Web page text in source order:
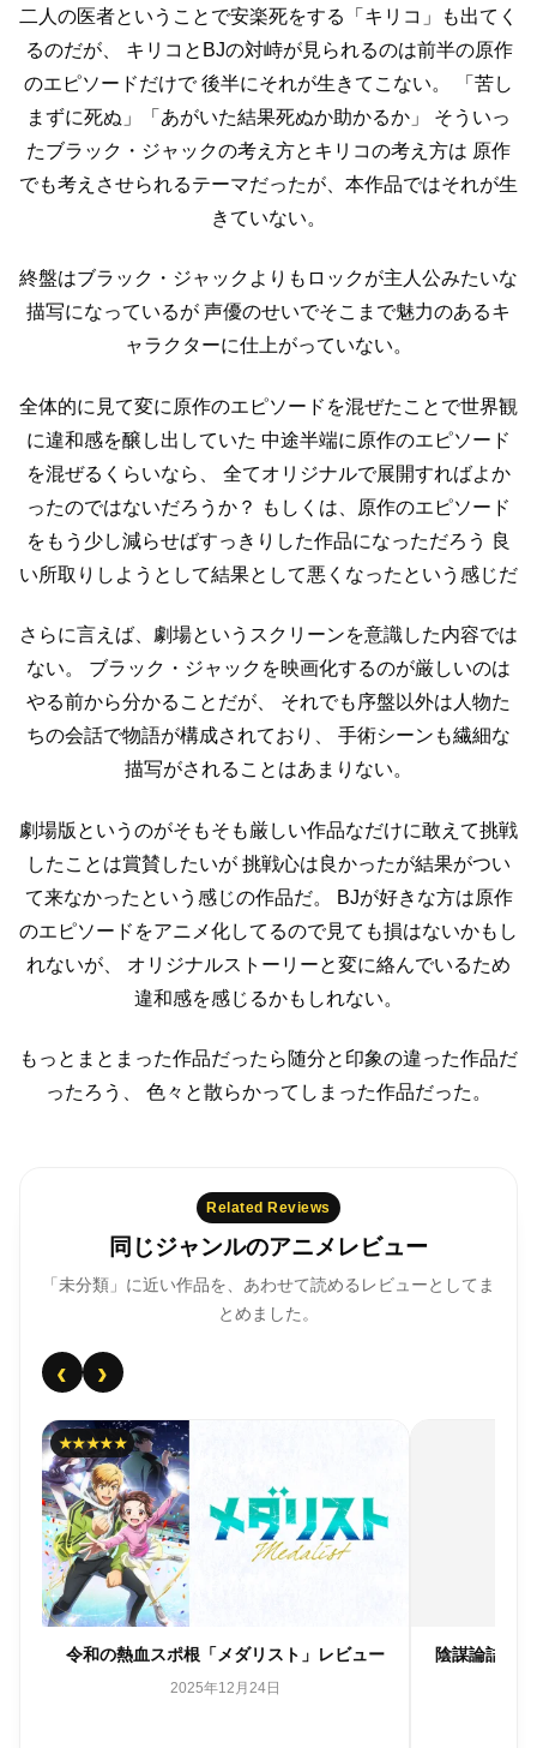
二人の医者ということで安楽死をする「キリコ」も出てく
るのだが、
キリコとBJの対峙が見られるのは前半の原作
のエピソードだけで後半にそれが生きてこない。
「苦し
まずに死ぬ」「あがいた結果死ぬか助かるか」
そういっ
たブラック・ジャックの考え方とキリコの考え方は 原作
でも考えさせられるテーマだったが、本作品ではそれが生
きていない。
終盤はブラック・ジャックよりもロックが主人公みたいな
描写になっているが 声優のせいでそこまで魅力のあるキ
ャラクターに仕上がっていない。
全体的に見て変に原作のエピソードを混ぜたことで世界観
に違和感を醸し出していた 中途半端に原作のエピソード
を混ぜるくらいなら、
全てオリジナルで展開すればよか
ったのではないだろうか？
もしくは、原作のエピソード
をもう少し減らせばすっきりした作品になっただろう 良
い所取りしようとして結果として悪くなったという感じだ
さらに言えば、劇場というスクリーンを意識した内容では
ない。
ブラック・ジャックを映画化するのが厳しいのは
やる前から分かることだが、
それでも序盤以外は人物た
ちの会話で物語が構成されており、
手術シーンも繊細な
描写がされることはあまりない。
劇場版というのがそもそも厳しい作品なだけに敢えて挑戦
したことは賞賛したいが 挑戦心は良かったが結果がつい
て来なかったという感じの作品だ。
BJが好きな方は原作
のエピソードをアニメ化してるので見ても損はないかもし
れないが、
オリジナルストーリーと変に絡んでいるため
違和感を感じるかもしれない。
もっとまとまった作品だったら随分と印象の違った作品だ
ったろう、
色々と散らかってしまった作品だった。
Related Reviews
同じジャンルのアニメレビュー
「未分類」に近い作品を、あわせて読めるレビューとしてま
とめました。
‹ ›
★★★★★
令和の熱血スポ根「メダリスト」レビュー
2025年12月24日
陰謀論詰め